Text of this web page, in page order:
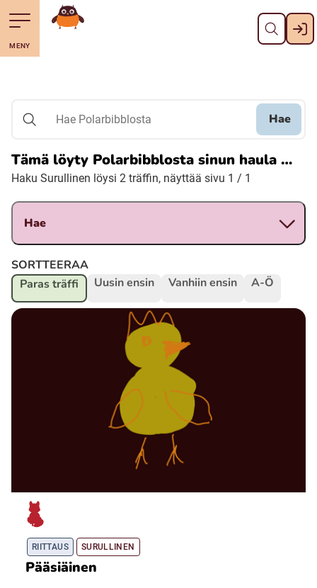
Till navigering av sidans innehåll
Till övergripande innehåll för webbplatsen Pane kiini
Julevsámegiella (Lulesamiska)
Davvisámegiella (Nordsamiska)
Bidumsámegiella (Pitesamiska)
Ubmejesámiengiälla (Umesamiska)
Lovari (Romska)
MENY
Mene starttisivule
Hae Polarbibblosta
Hae
Tämä löyty Polarbibblosta sinun haula …
Haku Surullinen löysi 2 träffin, näyttää sivu 1 / 1
Hae
SORTTEERAA
Paras träffi
Uusin ensin Vanhiin ensin A-Ö
RIITTAUS SURULLINEN
Pääsiäinen